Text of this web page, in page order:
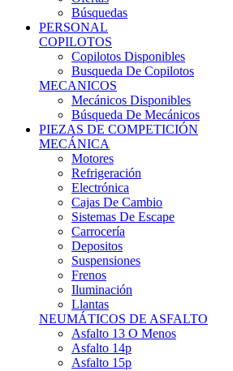
PERSONAL
COPILOTOS
Copilotos Disponibles
Busqueda De Copilotos
MECANICOS
Mecánicos Disponibles
Búsqueda De Mecánicos
PIEZAS DE COMPETICIÓN
MECÁNICA
Motores
Refrigeración
Electrónica
Cajas De Cambio
Sistemas De Escape
Carrocería
Depositos
Suspensiones
Frenos
Iluminación
Llantas
NEUMÁTICOS DE ASFALTO
Asfalto 13 O Menos
Asfalto 14p
Asfalto 15p
Asfalto 16p